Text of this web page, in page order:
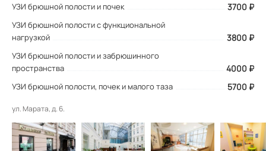
УЗИ брюшной полости и почек 3700 ₽
УЗИ брюшной полости с функциональной
нагрузкой
3800 ₽
УЗИ брюшной полости и забрюшинного
пространства
4000 ₽
УЗИ брюшной полости, почек и малого таза 5700 ₽
ул. Марата, д. 6.